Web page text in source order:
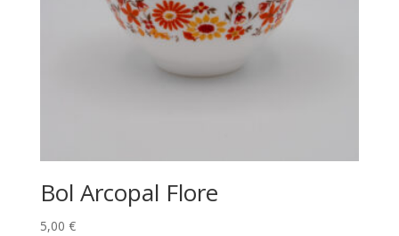
Bol Arcopal Flore
5,00 €